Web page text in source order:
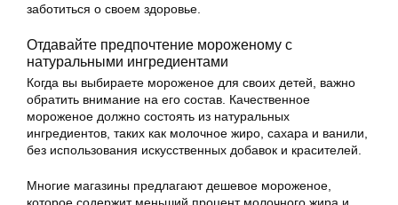
заботиться о своем здоровье.
Отдавайте предпочтение мороженому с
натуральными ингредиентами
Когда вы выбираете мороженое для своих детей, важно
обратить внимание на его состав. Качественное
мороженое должно состоять из натуральных
ингредиентов, таких как молочное жиро, сахара и ванили,
без использования искусственных добавок и красителей.
Многие магазины предлагают дешевое мороженое,